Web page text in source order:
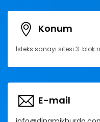
Konum
İsteks sanayi sitesi 3. blok
E-mail